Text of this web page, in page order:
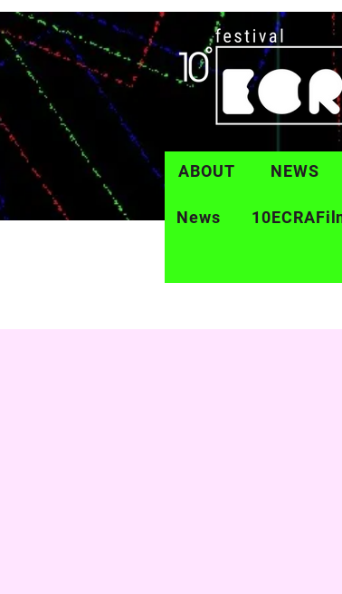
ABOUT NEWS
News